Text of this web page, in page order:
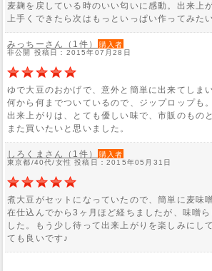
麦麹を戻している時のいい匂いに感動。出来上
上手くできたら次はもっといっぱい作ってみた
みっちーさん（1件）
購入者
非公開 投稿日：2015年07月28日
ゆで大豆のおかげで、意外と簡単に出来てしま
何から何までついているので、ジップロップも
出来上がりは、とても優しい味で、市販のもの
また買いたいと思いました。
しろくまさん（1件）
購入者
東京都/40代/女性 投稿日：2015年05月31日
煮大豆がセットになっていたので、簡単に麦味
在仕込んでから3ヶ月ほど経ちましたが、味噌
した。もう少し待って出来上がりを楽しみにし
ても良いです♪